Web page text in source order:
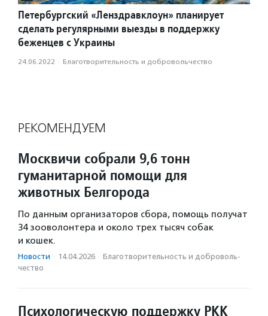
Петербургский «Ленздравклоун» планирует
сделать регулярными выезды в поддержку
беженцев с Украины
24.06.2022 · Благотвори­тель­ность и доброволь­чест­во
РЕКОМЕНДУЕМ
Москвичи собрали 9,6 тонн
гуманитарной помощи для
животных Белгорода
По данным организаторов сбора, помощь получат
34 зооволонтера и около трех тысяч собак
и кошек.
Новости · 14.04.2026 · Благотвори­тель­ность и доброволь­
чест­во
Психологическую поддержку РКК